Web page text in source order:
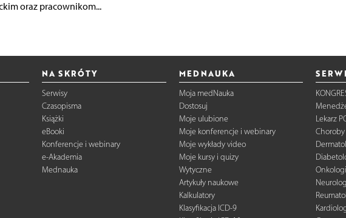
oraz pracownikom...
NA SKRÓTY
Serwisy
Czasopisma
Książki
eBooki
Konferencje i webinary
e-Akademia
Mednauka
MEDNAUKA
Moja medNauka
Dostosuj
Moje ulubione
Moje konferencje i webinary
Moje wykłady video
Moje kursy i quizy
Wytyczne
Artykuły naukowe
Kalkulatory
Klasyfikacja ICD-9
Lekarz